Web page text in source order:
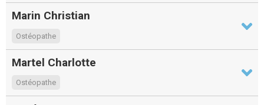
Marin Christian
Ostéopathe
Martel Charlotte
Ostéopathe